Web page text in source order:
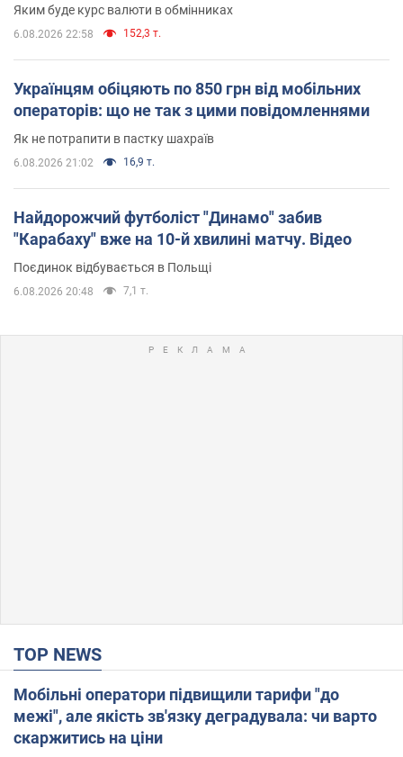
Яким буде курс валюти в обмінниках
6.08.2026 22:58 152,3 т.
Українцям обіцяють по 850 грн від мобільних
операторів: що не так з цими повідомленнями
Як не потрапити в пастку шахраїв
6.08.2026 21:02 16,9 т.
Найдорожчий футболіст "Динамо" забив
"Карабаху" вже на 10-й хвилині матчу. Відео
Поєдинок відбувається в Польщі
6.08.2026 20:48 7,1 т.
TOP NEWS
Мобільні оператори підвищили тарифи "до
межі", але якість зв'язку деградувала: чи варто
скаржитись на ціни